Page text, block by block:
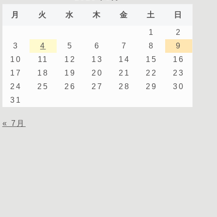
月 火 水 木 金 土 日
1
2
3
4 5 6 7 8
9
10
11 12 13 14 15
16
17
18 19 20 21 22
23
24
25 26 27 28 29
30
31
« 7月